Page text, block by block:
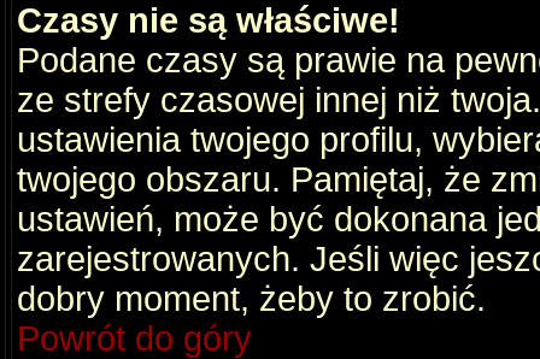
Czasy nie są właściwe!
Podane czasy są prawie na
ze strefy czasowej innej niż
ustawienia twojego profilu,
twojego obszaru. Pamiętaj, że
ustawień, może być dokonana
zarejestrowanych. Jeśli więc
dobry moment, żeby to zrobić.
Powrót do góry